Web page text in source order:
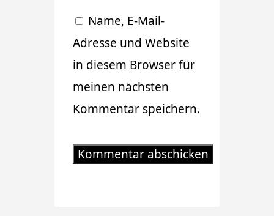
Name, E-Mail-
Adresse und Website
in diesem Browser für
meinen nächsten
Kommentar speichern.